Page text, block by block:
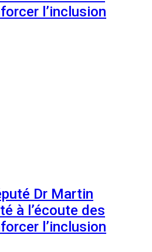
l’inclusion
Dr Martin
à l’écoute des
l’inclusion